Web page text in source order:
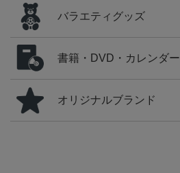
バラエティグッズ
書籍・DVD・カレンダー
オリジナルブランド